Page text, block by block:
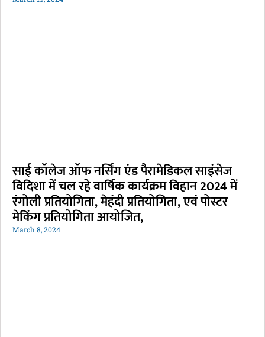
साई कॉलेज ऑफ नर्सिंग एंड पैरामेडिकल साइंसेज
विदिशा में चल रहे वार्षिक कार्यक्रम विहान 2024 में
रंगोली प्रतियोगिता, मेहंदी प्रतियोगिता, एवं पोस्टर
मेकिंग प्रतियोगिता आयोजित,
March 8, 2024